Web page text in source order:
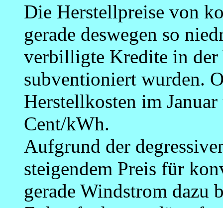
Die Herstellpreise von
gerade deswegen so
verbilligte Kredite in der
subventioniert wurden.
Herstellkosten im
Cent/kWh.
Aufgrund der
steigendem Preis für
gerade Windstrom dazu